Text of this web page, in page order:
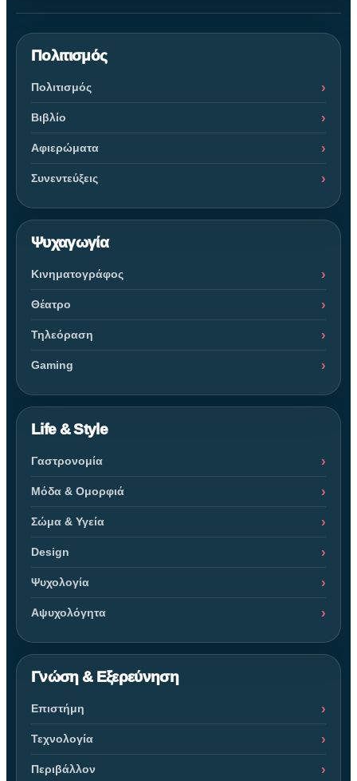
Πολιτισμός
Πολιτισμός
Βιβλίο
Αφιερώματα
Συνεντεύξεις
Ψυχαγωγία
Κινηματογράφος
Θέατρο
Τηλεόραση
Gaming
Life & Style
Γαστρονομία
Μόδα & Ομορφιά
Σώμα & Υγεία
Design
Ψυχολογία
Αψυχολόγητα
Γνώση & Εξερεύνηση
Επιστήμη
Τεχνολογία
Περιβάλλον